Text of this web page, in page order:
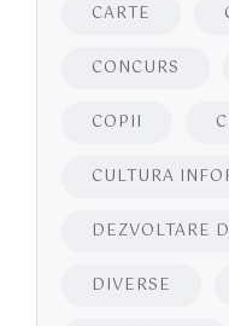
CARTE
CONCURS
COPII
CULTURA
DEZVOLTARE
DIVERSE